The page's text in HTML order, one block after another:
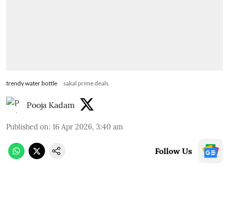
trendy water bottle sakal prime deals
Pooja Kadam
Published on: 16 Apr 2026, 3:40 am
Follow Us